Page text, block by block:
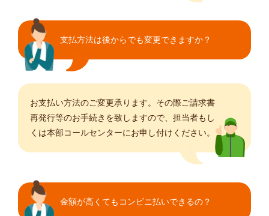
支払方法は後からでも変更できますか？
お支払い方法のご変更承ります。その際ご請求書
再発行等のお手続きを致しますので、担当者もし
くは本部コールセンターにお申し付けください。
金額が高くてもコンビニ払いできるの？